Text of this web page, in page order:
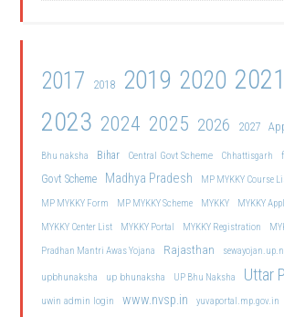
2017 2018 2019 2020 2021
2023 2024 2025 2026 2027
Bhu naksha Bihar Central Govt Scheme Chhattisgarh
Govt Scheme Madhya Pradesh
MP MYKKY Course
MP MYKKY Form
MP MYKKY Scheme MYKKY
MYKKY
MYKKY Center List
MYKKY Portal MYKKY Registration
Pradhan Mantri Awas Yojana
Rajasthan
upbhunaksha up bhunaksha UP Bhu Naksha Uttar
uwin admin login www.nvsp.in
yuvaportal.mp.gov.in